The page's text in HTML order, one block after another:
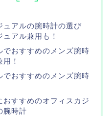
ュアルの腕時計の選び
アル兼用も！
でおすすめのメンズ腕時
！
でおすすめのメンズ腕時
おすすめのオフィスカジ
腕時計